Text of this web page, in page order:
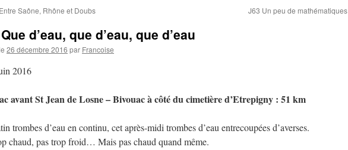
Saône, Rhône et Doubs J63 Un peu de mathématiques
d’eau, que d’eau, que d’eau
26 décembre 2016 par Francoise
2016
avant St Jean de Losne – Bivouac à côté du cimetière d’Etrepigny : 51 km
trombes d’eau en continu, cet après-midi trombes d’eau entrecoupées d’averses.
chaud, pas trop froid… Mais pas chaud quand même.